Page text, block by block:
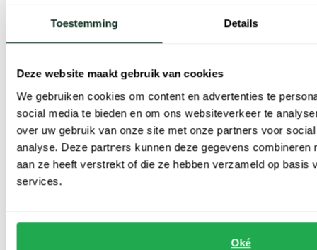
Toestemming Details
Deze website maakt gebruik van cookies
We gebruiken cookies om content en advertenties te
social media te bieden en om ons websiteverkeer te
over uw gebruik van onze site met onze partners voor
analyse. Deze partners kunnen deze gegevens combineren
aan ze heeft verstrekt of die ze hebben verzameld op basis
services.
Oké
ook op een chino of linnen broek staan polo’s erg goed. Een paar
kunt kiezen voor bootschoenen, loafers of andere instappers.
Combineer een polo van State of Art op sportieve wijze
Komt u graag sportief voor de dag, bijvoorbeeld tijdens een dagje
op stap of een middag op de tennisbaan? Combineer de polo dan
met een (eventueel korte) joggingbroek, een fitness short of een
of gewoon een sportief paar slippers bij.